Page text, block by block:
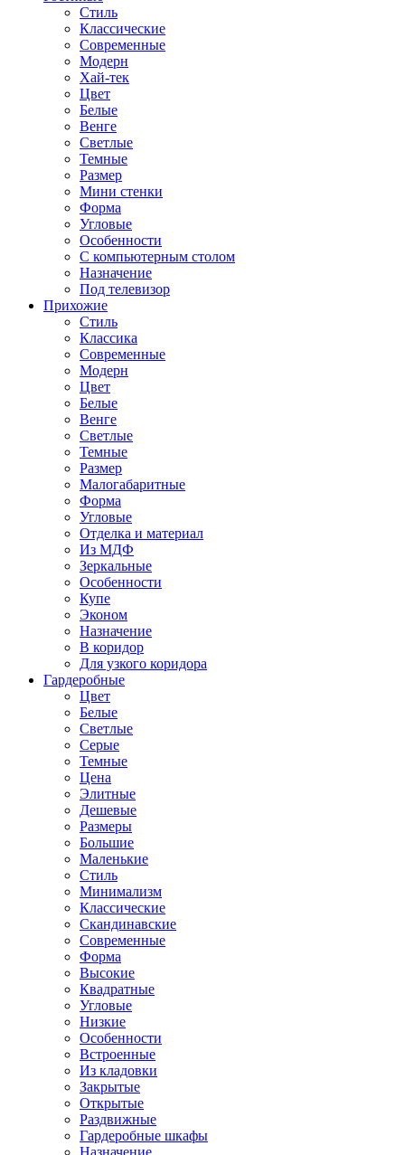
Стиль
Классические
Современные
Модерн
Хай-тек
Цвет
Белые
Венге
Светлые
Темные
Размер
Мини стенки
Форма
Угловые
Особенности
С компьютерным столом
Назначение
Под телевизор
Прихожие
Стиль
Классика
Современные
Модерн
Цвет
Белые
Венге
Светлые
Темные
Размер
Малогабаритные
Форма
Угловые
Отделка и материал
Из МДФ
Зеркальные
Особенности
Купе
Эконом
Назначение
В коридор
Для узкого коридора
Гардеробные
Цвет
Белые
Светлые
Серые
Темные
Цена
Элитные
Дешевые
Размеры
Большие
Маленькие
Стиль
Минимализм
Классические
Скандинавские
Современные
Форма
Высокие
Квадратные
Угловые
Низкие
Особенности
Встроенные
Из кладовки
Закрытые
Открытые
Раздвижные
Гардеробные шкафы
Назначение